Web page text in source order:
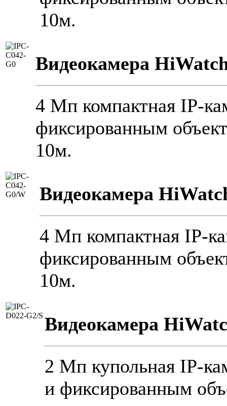
10м.
Видеокамера
4 Мп компактная IP-
фиксированным
10м.
Видеокамера
4 Мп компактная IP-
фиксированным
10м.
Видеокамера
2 Мп купольная IP-
и фиксированным